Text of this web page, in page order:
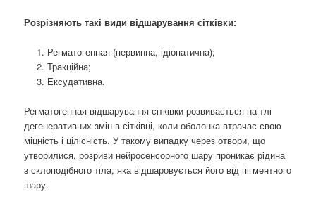
Розрізняють такі види відшарування сітківки:
Регматогенная (первинна, ідіопатична);
Тракційна;
Ексудативна.
Регматогенная відшарування сітківки розвивається на тлі
дегенеративних змін в сітківці, коли оболонка втрачає свою
міцність і цілісність. У такому випадку через отвори, що
утворилися, розриви нейросенсорного шару проникає рідина
з склоподібного тіла, яка відшаровується його від пігментного
шару.